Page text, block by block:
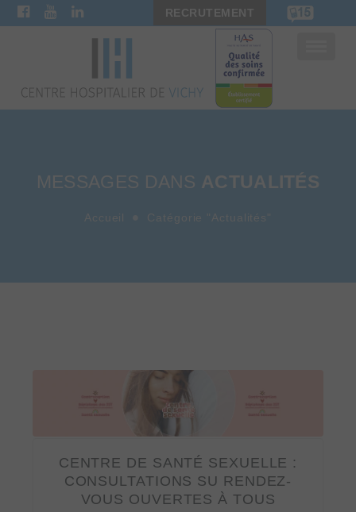
RECRUTEMENT
MESSAGES DANS ACTUALITÉS
Accueil Catégorie "Actualités"
CENTRE DE SANTÉ SEXUELLE :
CONSULTATIONS SU RENDEZ-
VOUS OUVERTES À TOUS